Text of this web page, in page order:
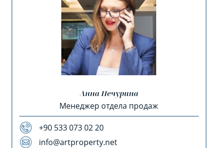
Анна Печурина
Менеджер отдела продаж
+90 533 073 02 20
info@artproperty.net